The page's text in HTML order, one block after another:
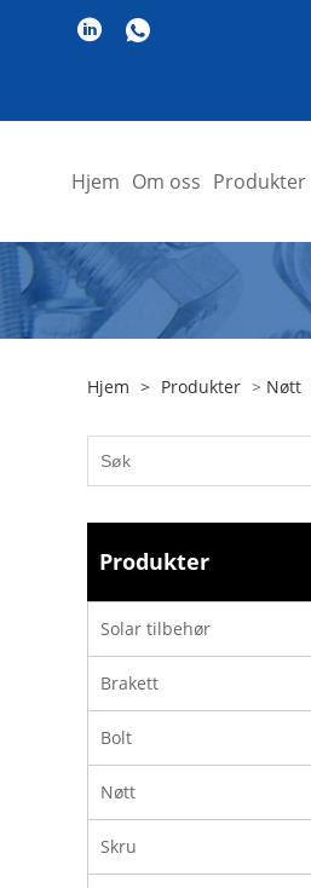
Hjem Om oss Produkter
Hjem > Produkter > Nøtt
Produkter
Solar tilbehør
Brakett
Bolt
Nøtt
Skru